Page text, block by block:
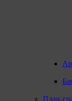
План-